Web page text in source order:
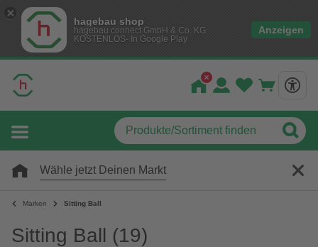
hagebau shop
hagebau connect GmbH & Co. KG
KOSTENLOS- In Google Play
Anzeigen
Wähle jetzt Deinen Markt
Marken Sitting Ball
Sitting Ball (19)